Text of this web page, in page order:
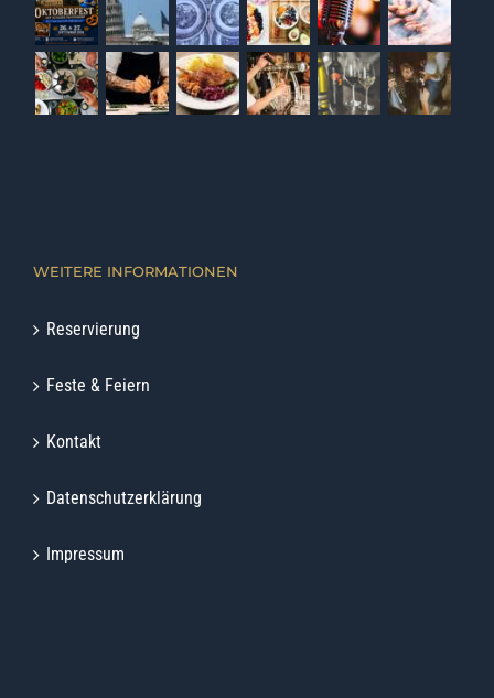
WEITERE INFORMATIONEN
Reservierung
Feste & Feiern
Kontakt
Datenschutzerklärung
Impressum